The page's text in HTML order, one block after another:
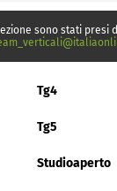
sono stati
Tg4
Tg5
Studioaperto